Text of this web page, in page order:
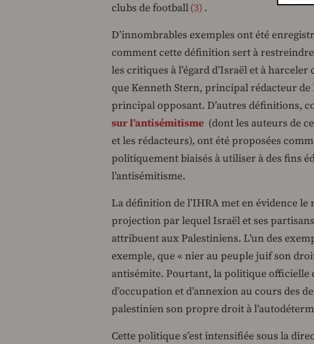
clubs de football 3 .
D’innombrables exemples ont été
comment cette définition sert à
les critiques à l’égard d’Israël et à
que Kenneth Stern, principal rédacteur
principal opposant. D’autres définitions,
sur l’antisémitisme (dont les auteurs de
et les rédacteurs), ont été proposées
politiquement biaisés à utiliser à des fins
l’antisémitisme.
La définition de l’IHRA met en évidence le
projection par lequel Israël et ses
attribuent aux Palestiniens. L’un des
exemple, que « nier au peuple juif son
antisémite. Pourtant, la politique officielle
d’occupation et d’annexion au cours des
palestinien son propre droit à
Cette politique s’est intensifiée sous la